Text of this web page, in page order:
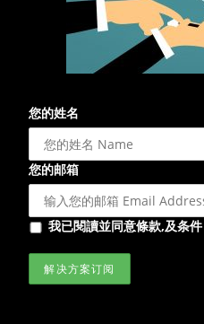
您的姓名
您的邮箱
我已閱讀並同意條款,及条件